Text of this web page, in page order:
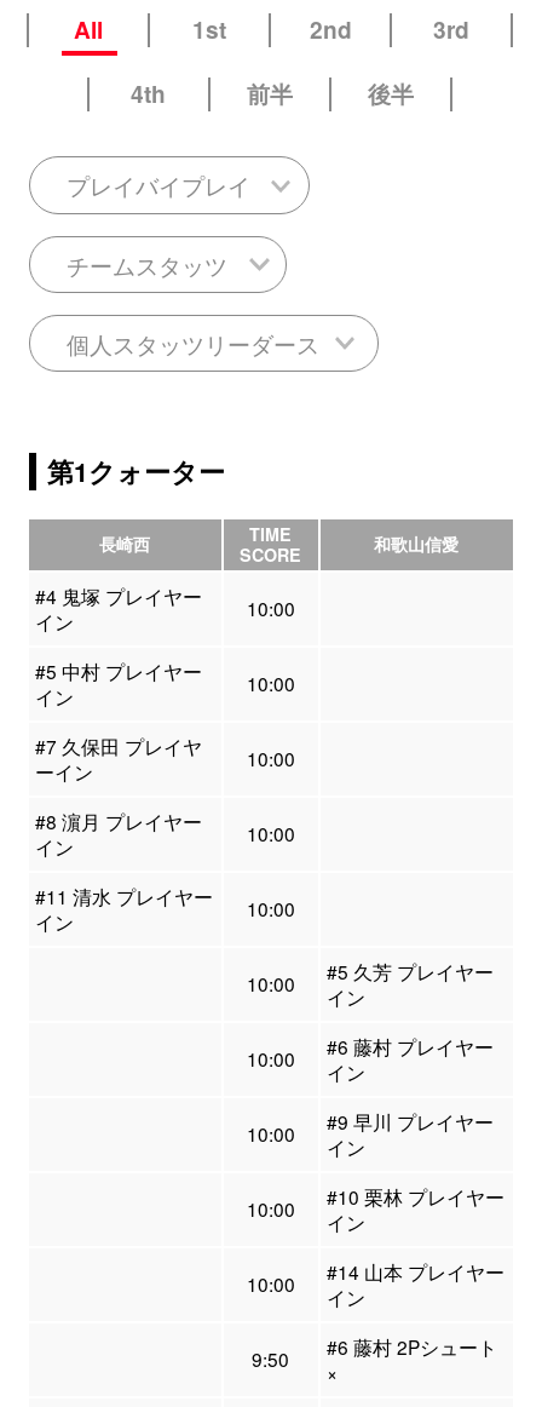
All 1st 2nd
3rd
4th
前半 後半
プレイバイプレイ
チームスタッツ
個人スタッツリーダース
第1クォーター
長崎西
TIME
SCORE
和歌山信愛
#4 鬼塚 プレイヤー
イン
10:00
#5 中村 プレイヤー
イン
10:00
#7 久保田 プレイヤ
ーイン
10:00
#8 濵月 プレイヤー
イン
10:00
#11 清水 プレイヤー
イン
10:00
10:00
#5 久芳 プレイヤー
イン
10:00
#6 藤村 プレイヤー
イン
10:00
#9 早川 プレイヤー
イン
10:00
#10 栗林 プレイヤー
イン
10:00
#14 山本 プレイヤー
イン
9:50
#6 藤村 2Pシュート
×